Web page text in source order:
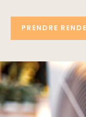
PRENDRE